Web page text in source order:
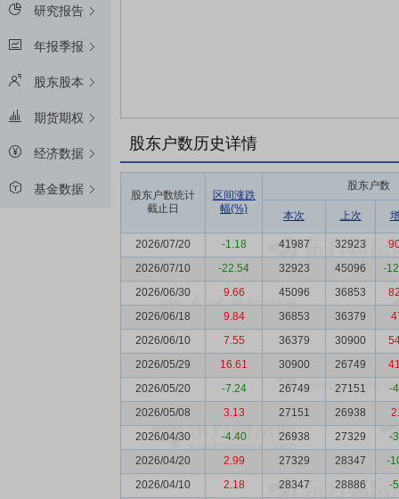
研究报告
年报季报
股东股本
期货期权
经济数据
基金数据
股东户数历史详情
股东户数统计
截止日
区间涨跌
幅(%)
股东户数
本次 上次
2026/07/20 -1.18 41987 32923
2026/07/10
-22.54 32923 45096
-
2026/06/30
9.66 45096 36853
2026/06/18
9.84 36853 36379
2026/06/10
7.55 36379 30900
2026/05/29
16.61 30900 26749
2026/05/20
-7.24 26749 27151
-
2026/05/08
3.13 27151 26938
2026/04/30
-4.40 26938 27329
-
2026/04/20
2.99 27329 28347
-
2026/04/10
2.18 28347 28886
-